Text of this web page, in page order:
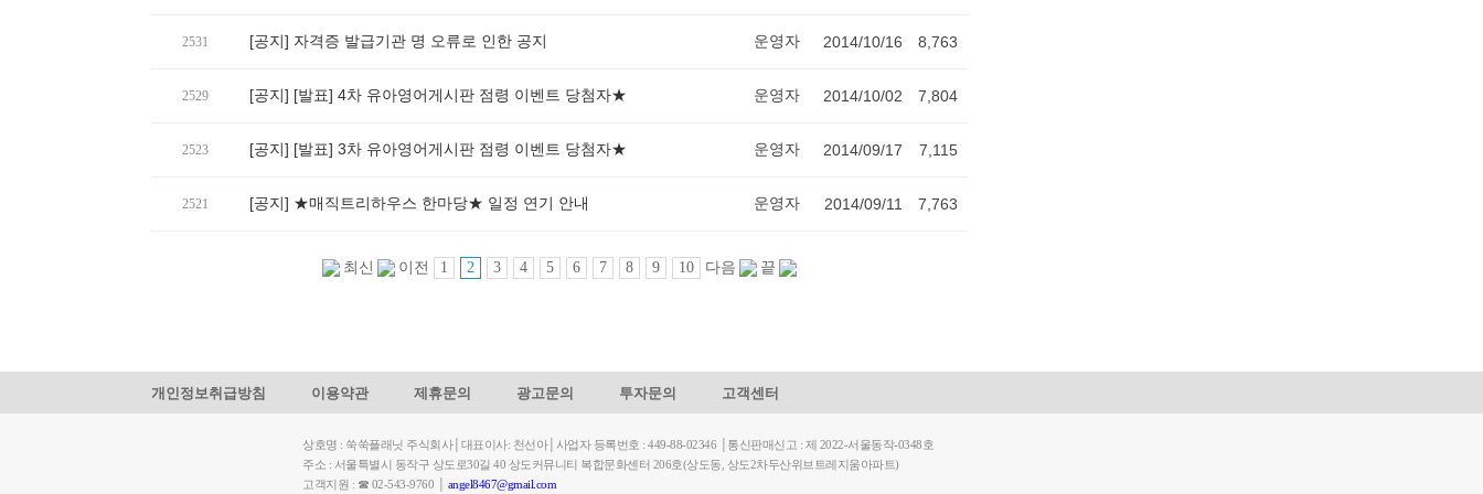
2531 [공지] 자격증 발급기관 명 오류로 인한 공지 운영자 2014/10/16 8,763
2529 [공지] [발표] 4차 유아영어게시판 점령 이벤트 당첨자★ 운영자 2014/10/02 7,804
2523 [공지] [발표] 3차 유아영어게시판 점령 이벤트 당첨자★ 운영자 2014/09/17 7,115
2521 [공지] ★매직트리하우스 한마당★ 일정 연기 안내 운영자 2014/09/11 7,763
최신 이전 1 2 3 4 5 6 7 8 9 10 다음 끝
개인정보취급방침 이용약관 제휴문의 광고문의 투자문의 고객센터
상호명 : 쑥쑥플래닛 주식회사│대표이사: 천선아│사업자 등록번호 : 449-88-02346 │통신판매신고 : 제 2022-서울동작-0348호
주소 : 서울특별시 동작구 상도로30길 40 상도커뮤니티 복합문화센터 206호(상도동, 상도2차두산위브트레지움아파트)
고객지원 : ☎ 02-543-9760 │ angel8467@gmail.com